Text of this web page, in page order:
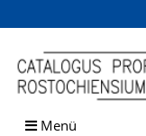
Browsen
direkt zum Inhalt
Menü